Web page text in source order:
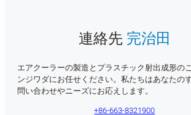
連絡先 完治田
エアクーラーの製造とプラスチック射出成形の
ンジワダにお任せください。私たちはあなたの
問い合わせやニーズにお応えします。
+86-663-8321900